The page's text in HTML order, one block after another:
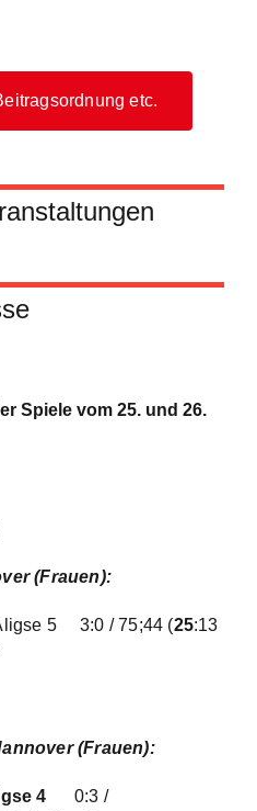
etc.
Spiele vom 25. und 26.
(Frauen):
5 3:0 / 75;44 (25:13
(Frauen):
4
0:3 /